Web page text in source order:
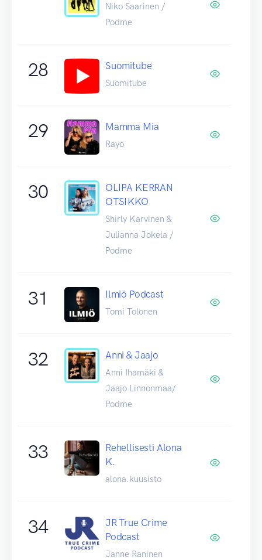
Niko Saarinen /
Podme
28 Suomitube
Suomitube
29 Mamma Mia
Rayo
30
OLIPA KERRAN
OTSIKKO
Shirly Karvinen &
Julianna Jokela /
Podme
31 Ilmiö Podcast
Tomi Tolonen
32 Anni & Jaajo
Anni Ihamäki &
Jaajo Linnonmaa/
Podme
33
Rehellisesti Alona
K.
alona.kuusisto
34
JR True Crime
Podcast
Janne Raninen